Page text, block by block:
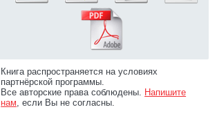
Книга распространяется на условиях
партнёрской программы.
Все авторские права соблюдены. Напишите
нам, если Вы не согласны.